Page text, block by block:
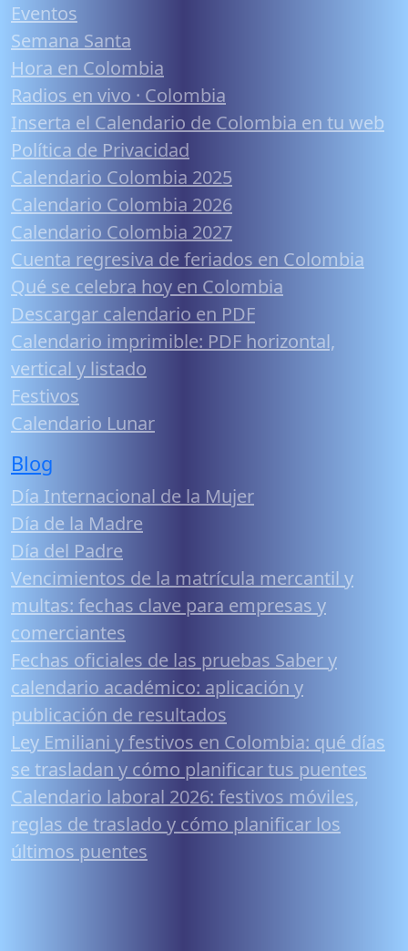
Eventos
Semana Santa
Hora en Colombia
Radios en vivo · Colombia
Inserta el Calendario de Colombia en tu web
Política de Privacidad
Calendario Colombia 2025
Calendario Colombia 2026
Calendario Colombia 2027
Cuenta regresiva de feriados en Colombia
Qué se celebra hoy en Colombia
Descargar calendario en PDF
Calendario imprimible: PDF horizontal,
vertical y listado
Festivos
Calendario Lunar
Blog
Día Internacional de la Mujer
Día de la Madre
Día del Padre
Vencimientos de la matrícula mercantil y
multas: fechas clave para empresas y
comerciantes
Fechas oficiales de las pruebas Saber y
calendario académico: aplicación y
publicación de resultados
Ley Emiliani y festivos en Colombia: qué días
se trasladan y cómo planificar tus puentes
Calendario laboral 2026: festivos móviles,
reglas de traslado y cómo planificar los
últimos puentes